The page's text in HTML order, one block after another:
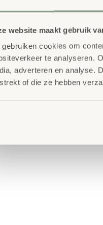
website maakt gebruik
gebruiken cookies om
te analyseren.
adverteren en analyse.
of die ze hebben